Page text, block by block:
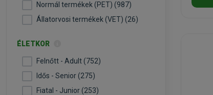
Normál termékek (PET) (987)
Állatorvosi termékek (VET) (26)
ÉLETKOR
Felnőtt - Adult (752)
Idős - Senior (275)
Fiatal - Junior (253)